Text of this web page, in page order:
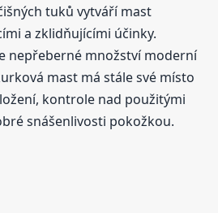
tuků vytváří mast
a zklidňujícími účinky.
nepřeberné množství moderní
mast má stále své místo
kontrole nad použitými
snášenlivosti pokožkou.